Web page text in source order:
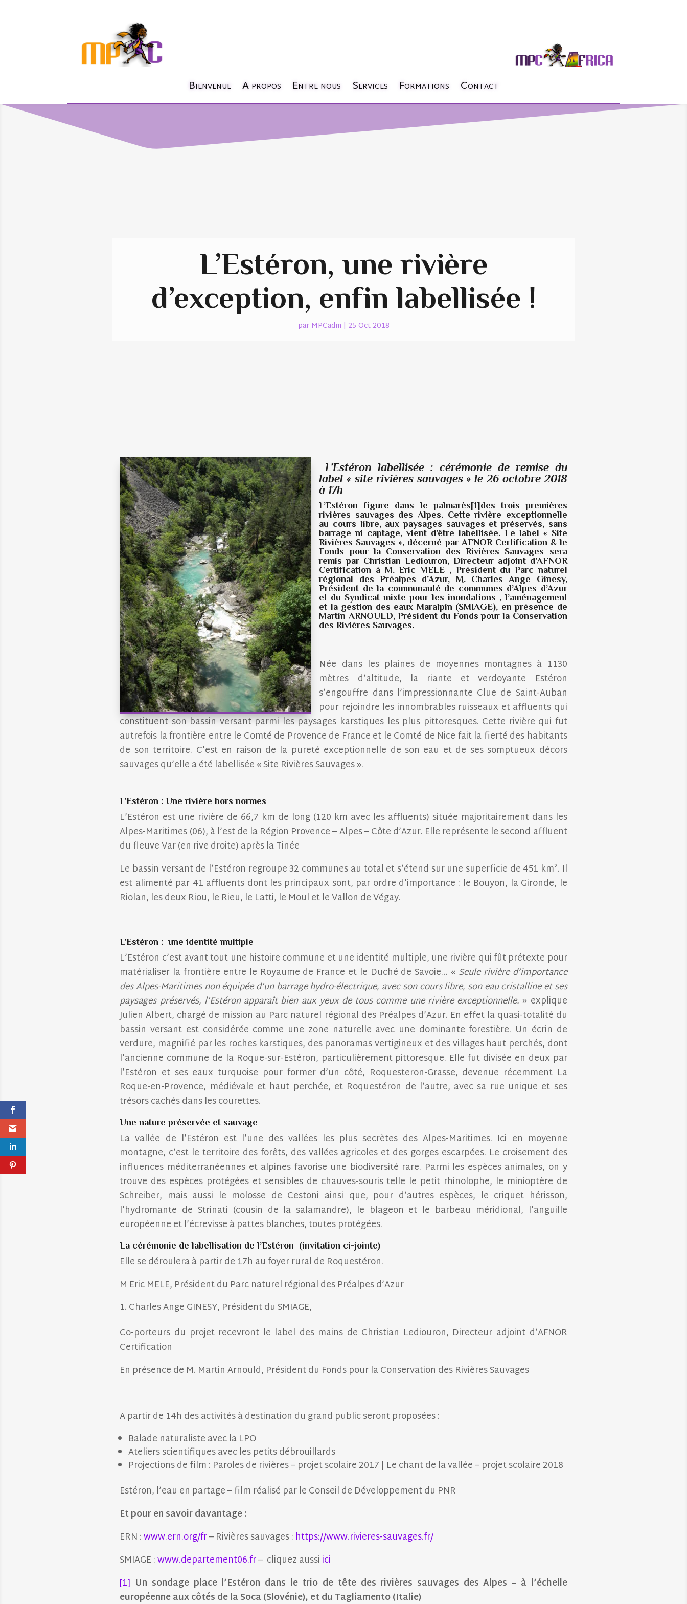
Bienvenue A propos Entre nous Services Formations Contact
L’Estéron, une rivière
d’exception, enfin labellisée !
par MPCadm | 25 Oct 2018
L’Estéron labellisée : cérémonie de remise du
label « site rivières sauvages » le 26 octobre 2018
à 17h
L’Estéron figure dans le palmarès[1]des trois premières
rivières sauvages des Alpes. Cette rivière exceptionnelle
au cours libre, aux paysages sauvages et préservés, sans
barrage ni captage, vient d’être labellisée. Le label « Site
Rivières Sauvages », décerné par AFNOR Certification & le
Fonds pour la Conservation des Rivières Sauvages sera
remis par Christian Lediouron, Directeur adjoint d’AFNOR
Certification à M. Eric MELE , Président du Parc naturel
régional des Préalpes d’Azur, M. Charles Ange Ginesy,
Président de la communauté de communes d’Alpes d’Azur
et du Syndicat mixte pour les inondations , l’aménagement
et la gestion des eaux Maralpin (SMIAGE), en présence de
Martin ARNOULD, Président du Fonds pour la Conservation
des Rivières Sauvages.
Née dans les plaines de moyennes montagnes à 1130
mètres d’altitude, la riante et verdoyante Estéron
s’engouffre dans l’impressionnante Clue de Saint-Auban
pour rejoindre les innombrables ruisseaux et affluents qui
constituent son bassin versant parmi les paysages karstiques les plus pittoresques. Cette rivière qui fut
autrefois la frontière entre le Comté de Provence de France et le Comté de Nice fait la fierté des habitants
de son territoire. C’est en raison de la pureté exceptionnelle de son eau et de ses somptueux décors
sauvages qu’elle a été labellisée « Site Rivières Sauvages ».
L’Estéron : Une rivière hors normes
L’Estéron est une rivière de 66,7 km de long (120 km avec les affluents) située majoritairement dans les
Alpes-Maritimes (06), à l’est de la Région Provence – Alpes – Côte d’Azur. Elle représente le second affluent
du fleuve Var (en rive droite) après la Tinée
Le bassin versant de l’Estéron regroupe 32 communes au total et s’étend sur une superficie de 451 km². Il
est alimenté par 41 affluents dont les principaux sont, par ordre d’importance : le Bouyon, la Gironde, le
Riolan, les deux Riou, le Rieu, le Latti, le Moul et le Vallon de Végay.
L’Estéron :une identité multiple
L’Estéron c’est avant tout une histoire commune et une identité multiple, une rivière qui fût prétexte pour
matérialiser la frontière entre le Royaume de France et le Duché de Savoie… « Seule rivière d’importance
des Alpes-Maritimes non équipée d’un barrage hydro-électrique, avec son cours libre, son eau cristalline et ses
paysages préservés, l’Estéron apparaît bien aux yeux de tous comme une rivière exceptionnelle. » explique
Julien Albert, chargé de mission au Parc naturel régional des Préalpes d’Azur. En effet la quasi-totalité du
bassin versant est considérée comme une zone naturelle avec une dominante forestière. Un écrin de
verdure, magnifié par les roches karstiques, des panoramas vertigineux et des villages haut perchés, dont
l’ancienne commune de la Roque-sur-Estéron, particulièrement pittoresque. Elle fut divisée en deux par
l’Estéron et ses eaux turquoise pour former d’un côté, Roquesteron-Grasse, devenue récemment La
Roque-en-Provence, médiévale et haut perchée, et Roquestéron de l’autre, avec sa rue unique et ses
trésors cachés dans les courettes.
Une nature préservée et sauvage
La vallée de l’Estéron est l’une des vallées les plus secrètes des Alpes-Maritimes. Ici en moyenne
montagne, c’est le territoire des forêts, des vallées agricoles et des gorges escarpées. Le croisement des
influences méditerranéennes et alpines favorise une biodiversité rare. Parmi les espèces animales, on y
trouve des espèces protégées et sensibles de chauves-souris telle le petit rhinolophe, le minioptère de
Schreiber, mais aussi le molosse de Cestoni ainsi que, pour d’autres espèces, le criquet hérisson,
l’hydromante de Strinati (cousin de la salamandre), le blageon et le barbeau méridional, l’anguille
européenne et l’écrevisse à pattes blanches, toutes protégées.
La cérémonie de labellisation de l’Estéron (invitation ci-jointe)
Elle se déroulera à partir de 17h au foyer rural de Roquestéron.
M Eric MELE, Président du Parc naturel régional des Préalpes d’Azur
Charles Ange GINESY, Président du SMIAGE,
Co-porteurs du projet recevront le label des mains de Christian Lediouron, Directeur adjoint d’AFNOR
Certification
En présence de M. Martin Arnould, Président du Fonds pour la Conservation des Rivières Sauvages
A partir de 14h des activités à destination du grand public seront proposées :
Balade naturaliste avec la LPO
Ateliers scientifiques avec les petits débrouillards
Projections de film : Paroles de rivières – projet scolaire 2017 | Le chant de la vallée – projet scolaire 2018
Estéron, l’eau en partage – film réalisé par le Conseil de Développement du PNR
Et pour en savoir davantage :
ERN :www.ern.org/fr– Rivières sauvages : https://www.rivieres-sauvages.fr/
SMIAGE :www.departement06.fr– cliquez aussiici
[1] Un sondage place l’Estéron dans le trio de tête des rivières sauvages des Alpes – à l’échelle
européenne aux côtés de la Soca (Slovénie), et du Tagliamento (Italie)